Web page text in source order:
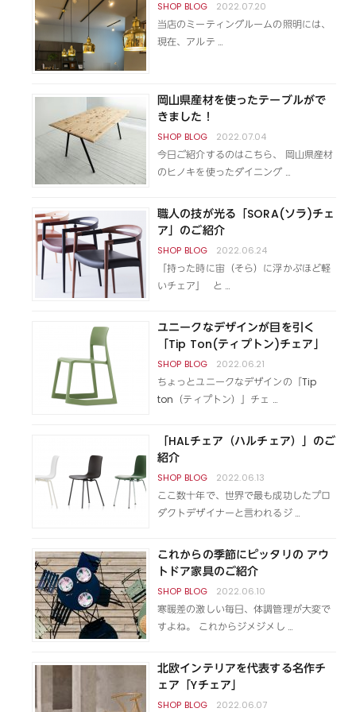
2022.07.20
当店のミーティングルームの照明には、
現在、アルテ …
岡山県産材を使ったテーブルがで
きました！
2022.07.04
今日ご紹介するのはこちら、 岡山県産材
のヒノキを使ったダイニング …
職人の技が光る「SORA(ソラ)チェ
ア」のご紹介
2022.06.24
「持った時に宙（そら）に浮かぶほど軽
いチェア」 と …
ユニークなデザインが目を引く
「Tip Ton(ティプトン)チェア」
2022.06.21
ちょっとユニークなデザインの「Tip
ton（ティプトン）」チェ …
「HALチェア（ハルチェア）」のご
紹介
2022.06.13
ここ数十年で、世界で最も成功したプロ
ダクトデザイナーと言われるジ …
これからの季節にピッタリの アウ
トドア家具のご紹介
2022.06.10
寒暖差の激しい毎日、体調管理が大変で
すよね。 これからジメジメし …
北欧インテリアを代表する名作チ
ェア「Yチェア」
2022.06.07